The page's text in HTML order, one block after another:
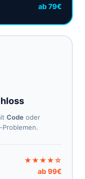
ab 79€
Code oder
★★★★☆
ab 99€